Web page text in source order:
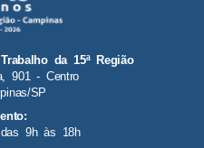
da 15ª Região
901 - Centro
SP
9h às 18h